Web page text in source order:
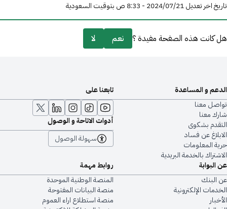
تاريخ اخر تعديل 21‏/07‏/2024 - 8:33 ص بتوقيت السعودية
هل كانت هذه الصفحة مفيدة ؟ نعم لا
عن البوابة
عن البنك
الخدمات الإلكترونية
الأخبار
روابط مهمة
المنصة الوطنية الموحدة
منصة البيانات المفتوحة
منصة استطلاع اراء العموم
الدعم و المساعدة
تواصل معنا
شارك معنا
التقدم بشكوى
الابلاغ عن فساد
حرية المعلومات
الاشتراك بالخدمة البريدية
تابعنا على
أدوات الاتاحة و الوصول
سهولة الوصول